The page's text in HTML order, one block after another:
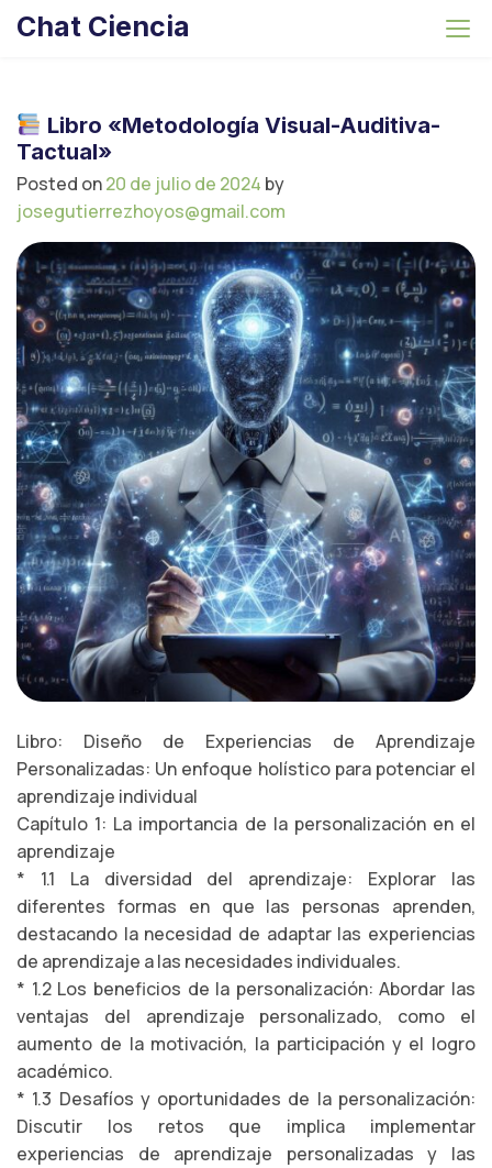
Chat Ciencia
Libro «Metodología Visual-Auditiva-
Tactual»
Posted on20 de julio de 2024 by
josegutierrezhoyos@gmail.com
Libro: Diseño de Experiencias de Aprendizaje
Personalizadas: Un enfoque holístico para potenciar el
aprendizaje individual
Capítulo 1: La importancia de la personalización en el
aprendizaje
* 1.1 La diversidad del aprendizaje: Explorar las
diferentes formas en que las personas aprenden,
destacando la necesidad de adaptar las experiencias
de aprendizaje a las necesidades individuales.
* 1.2 Los beneficios de la personalización: Abordar las
ventajas del aprendizaje personalizado, como el
aumento de la motivación, la participación y el logro
académico.
* 1.3 Desafíos y oportunidades de la personalización:
Discutir los retos que implica implementar
experiencias de aprendizaje personalizadas y las